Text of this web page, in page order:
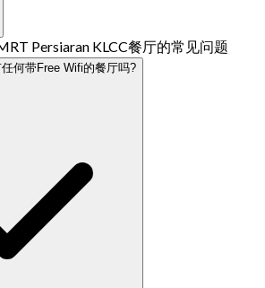
Persiaran KLCC餐厅的常见问题
何带Free Wifi的餐厅吗?